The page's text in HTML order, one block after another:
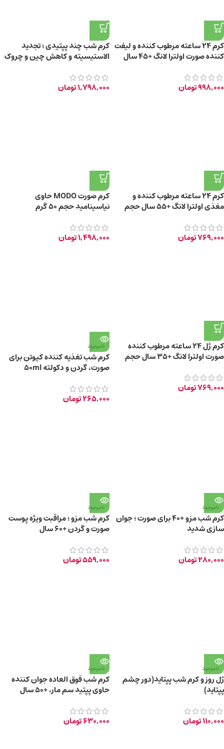
کرم ۲۴ ساعته مرطوب کننده و لیفت
کننده صورت اولترا لانگ +45 سال
998,000تومان
کرم شب چند پپتیدی ؛ تجدید
الاستیسیته و کاهش چین و چروک
1,798,000تومان
کرم ۲۴ ساعته مرطوب کننده و
مغذی اولترا لانگ +55 سال حجم
769,000تومان
کرم صورت MODO حاوی
نیاسینامید حجم 50 گرم
1,498,000تومان
کرم ژل ۲۴ ساعته مرطوب کننده
صورت اولترا لانگ +35 سال حجم
769,000تومان
ناموجود
کرم شب تغذیه کننده کیوتن برای
صورت، گردن و دکولته 50ml
265,000تومان
ناموجود
کرم شب مزو +40 برای صورت ؛ جوان
سازی شدید
280,000تومان
ناموجود
کرم شب مزو ؛ مراقبت ویژه پوست
صورت و گردن +60 سال
559,000تومان
ناموجود
ژل روز و کرم شب پپتاید(دور چشم
پپتاید)
110,000تومان
ناموجود
کرم شب فوق العاده جوان کننده
حاوی پپتید سم مار، +50 سال
630,000تومان